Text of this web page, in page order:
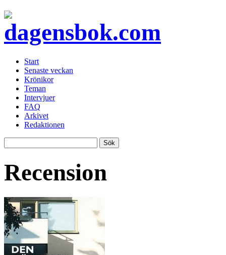
Start
Senaste veckan
Krönikor
Teman
Intervjuer
FAQ
Arkivet
Redaktionen
Recension